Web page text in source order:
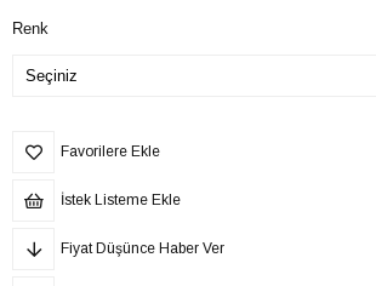
Renk
Favorilere Ekle
İstek Listeme Ekle
Fiyat Düşünce Haber Ver